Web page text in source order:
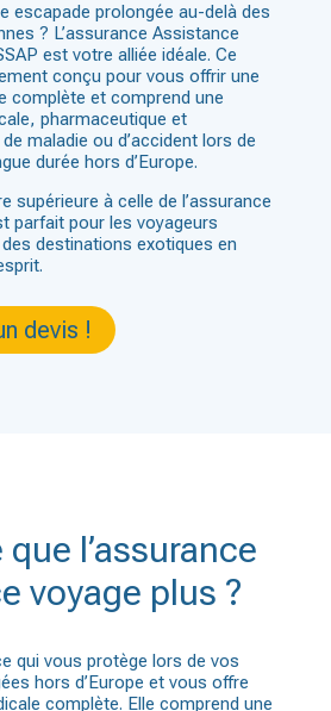
escapade prolongée au-delà des
? L’assurance Assistance
est votre alliée idéale. Ce
conçu pour vous offrir une
complète et comprend une
pharmaceutique et
maladie ou d’accident lors de
durée hors d’Europe.
supérieure à celle de l’assurance
parfait pour les voyageurs
des destinations exotiques en
devis !
que l’assurance
voyage plus ?
qui vous protège lors de vos
hors d’Europe et vous offre
complète. Elle comprend une